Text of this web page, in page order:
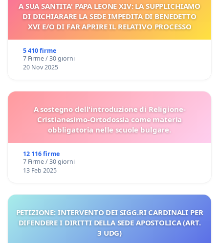
A SUA SANTITA' PAPA LEONE XIV: LA SUPPLICHIAMO
DI DICHIARARE LA SEDE IMPEDITA DI BENEDETTO
XVI E/O DI FAR APRIRE IL RELATIVO PROCESSO
5 410 firme
7 Firme / 30 giorni
20 Nov 2025
A sostegno dell'introduzione di Religione-
Cristianesimo-Ortodossia come materia
obbligatoria nelle scuole bulgare.
12 116 firme
7 Firme / 30 giorni
13 Feb 2025
PETIZIONE: INTERVENTO DEI SIGG.RI CARDINALI PER
DIFENDERE I DIRITTI DELLA SEDE APOSTOLICA (ART.
3 UDG)